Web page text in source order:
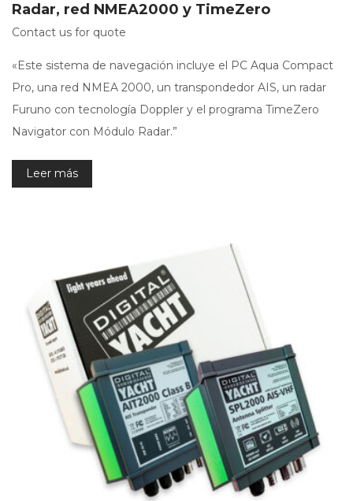
Radar, red NMEA2000 y TimeZero
Contact us for quote
«Este sistema de navegación incluye el PC Aqua Compact
Pro, una red NMEA 2000, un transpondedor AIS, un radar
Furuno con tecnología Doppler y el programa TimeZero
Navigator con Módulo Radar.”
Leer más